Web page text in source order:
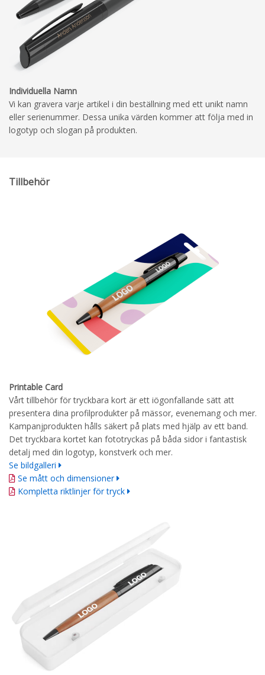
Individuella Namn
Vi kan gravera varje artikel i din beställning med ett unikt namn
eller serienummer. Dessa unika värden kommer att följa med in
logotyp och slogan på produkten.
Tillbehör
Printable Card
Vårt tillbehör för tryckbara kort är ett iögonfallande sätt att
presentera dina profilprodukter på mässor, evenemang och mer.
Kampanjprodukten hålls säkert på plats med hjälp av ett band.
Det tryckbara kortet kan fototryckas på båda sidor i fantastisk
detalj med din logotyp, konstverk och mer.
Se bildgalleri
Se mått och dimensioner
Kompletta riktlinjer för tryck